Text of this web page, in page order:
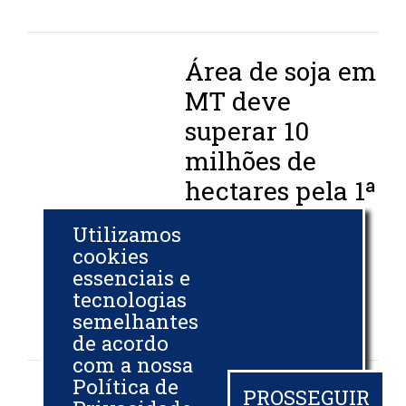
Área de soja em
MT deve
superar 10
milhões de
hectares pela 1ª
vez na nova
Utilizamos
cookies
essenciais e
tecnologias
semelhantes
de acordo
com a nossa
Política de
PROSSEGUIR